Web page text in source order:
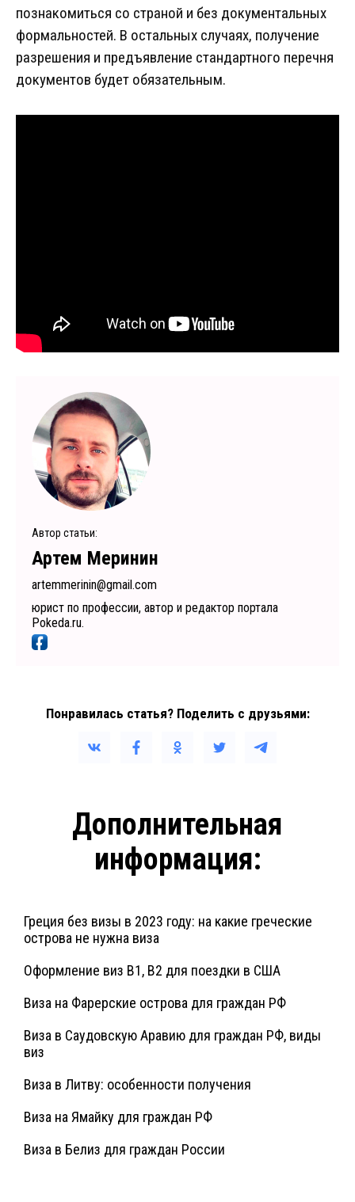
познакомиться со страной и без документальных
формальностей. В остальных случаях, получение
разрешения и предъявление стандартного перечня
документов будет обязательным.
Автор статьи:
Артем Меринин
artemmerinin@gmail.com
юрист по профессии, автор и редактор портала
Pokeda.ru.
Понравилась статья? Поделить с друзьями:
Дополнительная
информация:
Греция без визы в 2023 году: на какие греческие
острова не нужна виза
Оформление виз B1, B2 для поездки в США
Виза на Фарерские острова для граждан РФ
Виза в Саудовскую Аравию для граждан РФ, виды
виз
Виза в Литву: особенности получения
Виза на Ямайку для граждан РФ
Виза в Белиз для граждан России